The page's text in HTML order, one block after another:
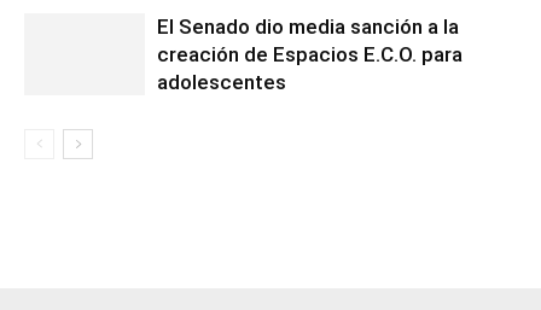
El Senado dio media sanción a la
creación de Espacios E.C.O. para
adolescentes